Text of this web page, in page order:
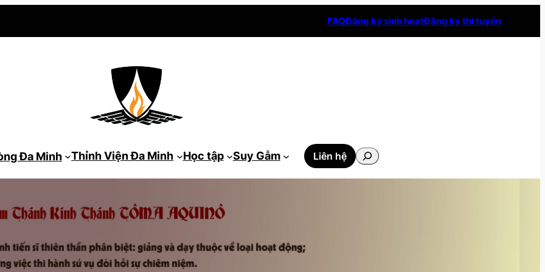
FAQĐăng ký sinh hoạtĐăng ký thi tuyển
Đa Minh Thỉnh Viện Đa Minh Học tập Suy Gẫm Liên hệ
Tìm
kiếm